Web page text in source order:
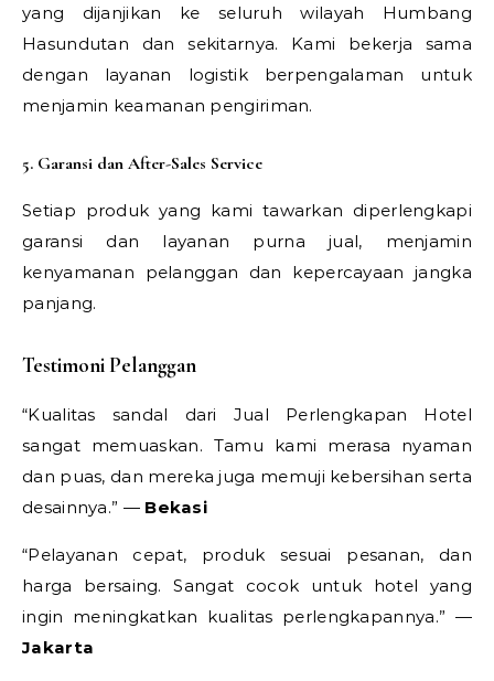
yang dijanjikan ke seluruh wilayah Humbang
Hasundutan dan sekitarnya. Kami bekerja sama
dengan layanan logistik berpengalaman untuk
menjamin keamanan pengiriman.
5. Garansi dan After-Sales Service
Setiap produk yang kami tawarkan diperlengkapi
garansi dan layanan purna jual, menjamin
kenyamanan pelanggan dan kepercayaan jangka
panjang.
Testimoni Pelanggan
“Kualitas sandal dari Jual Perlengkapan Hotel
sangat memuaskan. Tamu kami merasa nyaman
dan puas, dan mereka juga memuji kebersihan serta
desainnya.” — Bekasi
“Pelayanan cepat, produk sesuai pesanan, dan
harga bersaing. Sangat cocok untuk hotel yang
ingin meningkatkan kualitas perlengkapannya.” —
Jakarta